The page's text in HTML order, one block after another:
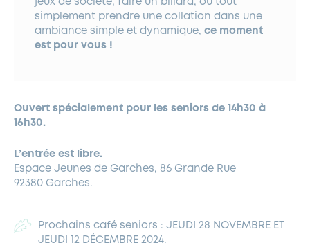
simplement prendre une collation dans une
ambiance simple et dynamique, ce moment
est pour vous !
Ouvert spécialement pour les seniors de 14h30 à
16h30.
L’entrée est libre.
Espace Jeunes de Garches, 86 Grande Rue
92380 Garches.
Prochains café seniors : JEUDI 28 NOVEMBRE ET
JEUDI 12 DÉCEMBRE 2024.